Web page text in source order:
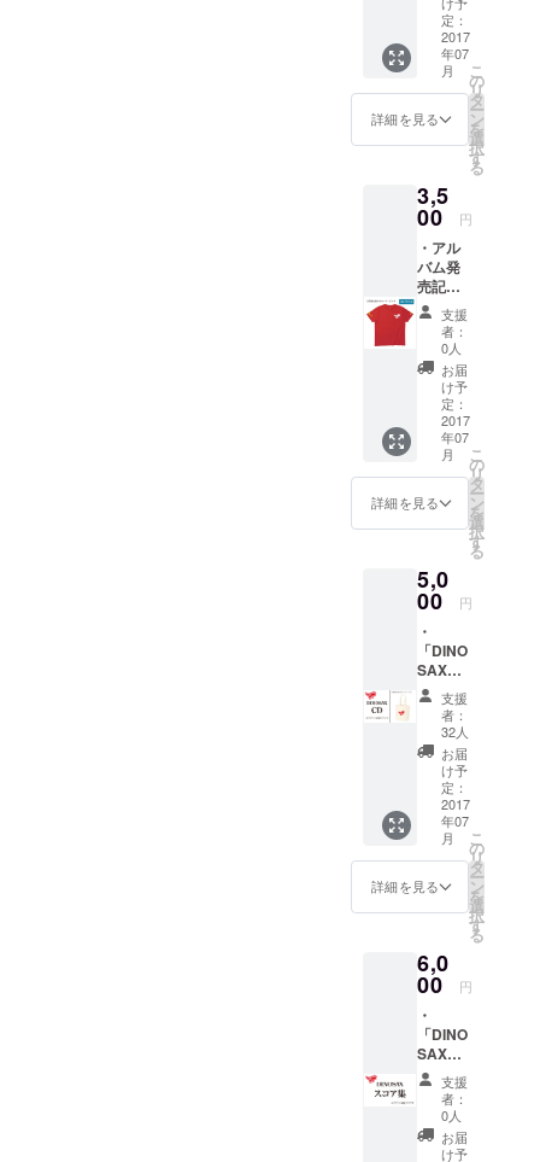
ケット
で、本
多俊之
氏が着
ているT
シャツ
を再現
したデ
です。
身丈：
71 身
幅：
53 身
長目
安：
175〜
180cm
定：
2017
年07
月
詳細を見る
こ
の
リ
タ
ー
ン
を
選
択
す
る
3,5
00 円
・アル
バム発
売記念T
シャツ
（XLサ
イズ）
アルバ
ムジャ
ケット
で、本
多俊之
氏が着
ているT
シャツ
を再現
したデ
です。
身丈：
74 身
幅：
56 身
長目
安：
180〜
185cm
支援
者：
0人
お届
け予
定：
2017
年07
月
詳細を見る
こ
の
リ
タ
ー
ン
を
選
択
す
る
5,0
00 円
・
「DINO
SAX」
本多俊
之 直筆
サイン
入りCD
（※カ
バービ
ニール
は開封
済みに
なって
しまい
ますの
でご了
い） ・
アルバ
ム発売
記念ロ
ゴ入り
トート
バッグ
W360x
H370x
D110m
支援
者：
32人
お届
け予
定：
2017
年07
月
詳細を見る
こ
の
リ
タ
ー
ン
を
選
択
す
る
6,0
00 円
・
「DINO
SAX」
本多俊
之 直筆
サイン
入り ス
コア集
支援
者：
0人
お届
け予